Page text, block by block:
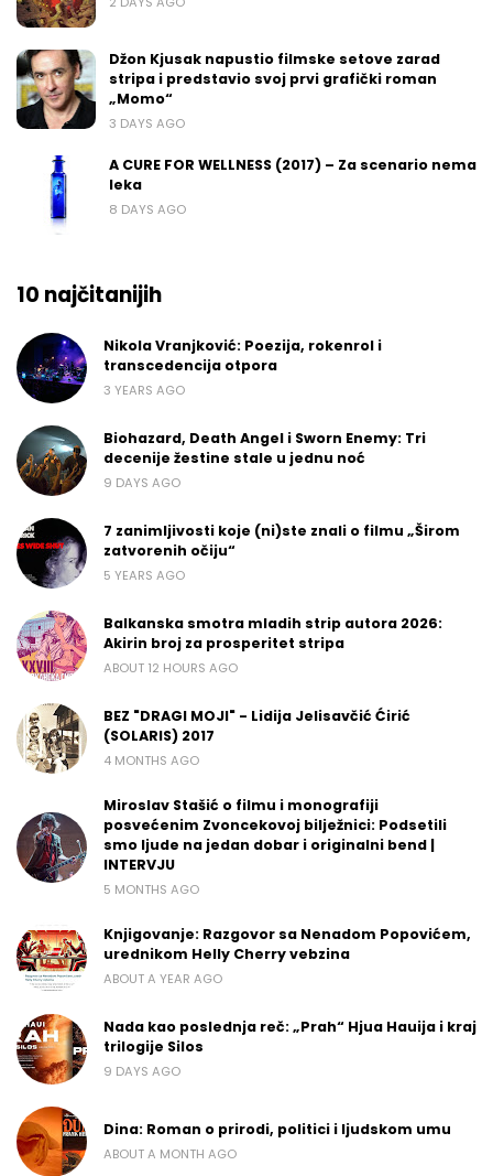
Džon Kjusak napustio filmske setove zarad
stripa i predstavio svoj prvi grafički roman
„Momo“
3 DAYS AGO
A CURE FOR WELLNESS (2017) – Za scenario nema
leka
8 DAYS AGO
10 najčitanijih
Nikola Vranjković: Poezija, rokenrol i
transcedencija otpora
3 YEARS AGO
Biohazard, Death Angel i Sworn Enemy: Tri
decenije žestine stale u jednu noć
9 DAYS AGO
7 zanimljivosti koje (ni)ste znali o filmu „Širom
zatvorenih očiju“
5 YEARS AGO
Balkanska smotra mladih strip autora 2026:
Akirin broj za prosperitet stripa
ABOUT 12 HOURS AGO
BEZ "DRAGI MOJI" - Lidija Jelisavčić Ćirić
(SOLARIS) 2017
4 MONTHS AGO
Miroslav Stašić o filmu i monografiji
posvećenim Zvoncekovoj bilježnici: Podsetili
smo ljude na jedan dobar i originalni bend |
INTERVJU
5 MONTHS AGO
Knjigovanje: Razgovor sa Nenadom Popovićem,
urednikom Helly Cherry vebzina
ABOUT A YEAR AGO
Nada kao poslednja reč: „Prah“ Hjua Hauija i kraj
trilogije Silos
9 DAYS AGO
Dina: Roman o prirodi, politici i ljudskom umu
ABOUT A MONTH AGO